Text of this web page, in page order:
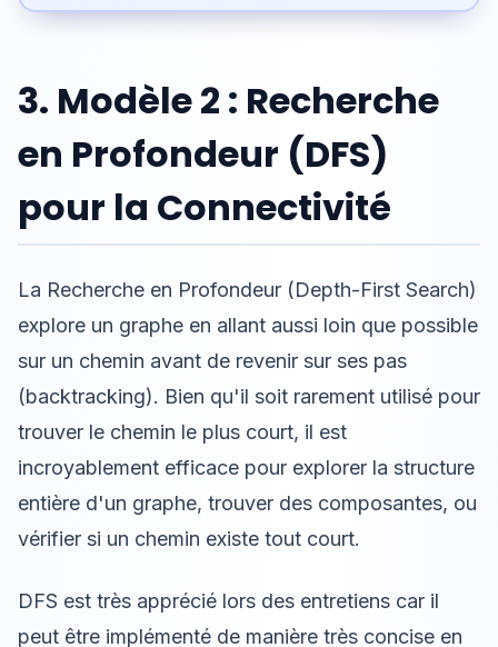
3. Modèle 2 : Recherche
en Profondeur (DFS)
pour la Connectivité
La Recherche en Profondeur (Depth-First Search)
explore un graphe en allant aussi loin que possible
sur un chemin avant de revenir sur ses pas
(backtracking). Bien qu'il soit rarement utilisé pour
trouver le chemin le plus court, il est
incroyablement efficace pour explorer la structure
entière d'un graphe, trouver des composantes, ou
vérifier si un chemin existe tout court.
DFS est très apprécié lors des entretiens car il
peut être implémenté de manière très concise en